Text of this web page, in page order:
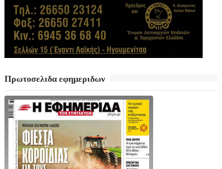
Πρωτοσελιδα εφημεριδων